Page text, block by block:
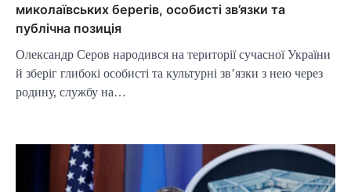
миколаївських берегів, особисті зв’язки та
публічна позиція
Олександр Серов народився на території сучасної України
й зберіг глибокі особисті та культурні зв’язки з нею через
родину, службу на…